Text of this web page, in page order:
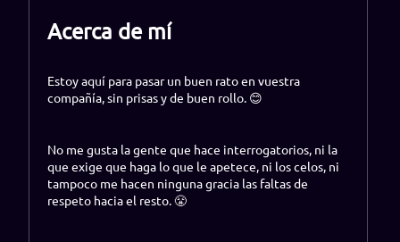
Acerca de mí
Estoy aquí para pasar un buen rato en vuestra
compañía, sin prisas y de buen rollo. 😊
No me gusta la gente que hace interrogatorios, ni la
que exige que haga lo que le apetece, ni los celos, ni
tampoco me hacen ninguna gracia las faltas de
respeto hacia el resto. 😤